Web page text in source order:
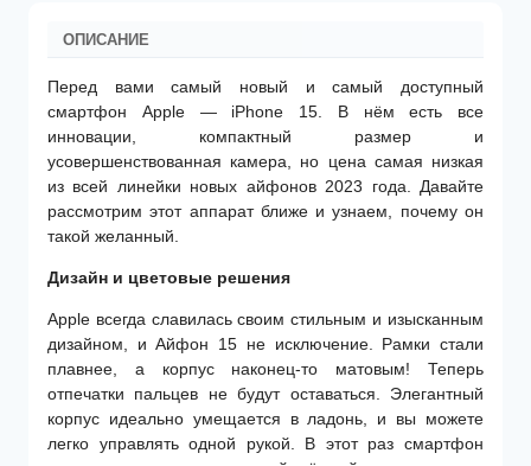
ОПИСАНИЕ
Перед вами самый новый и самый доступный
смартфон Apple — iPhone 15. В нём есть все
инновации, компактный размер и
усовершенствованная камера, но цена самая низкая
из всей линейки новых айфонов 2023 года. Давайте
рассмотрим этот аппарат ближе и узнаем, почему он
такой желанный.
Дизайн и цветовые решения
Apple всегда славилась своим стильным и изысканным
дизайном, и Айфон 15 не исключение. Рамки стали
плавнее, а корпус наконец-то матовым! Теперь
отпечатки пальцев не будут оставаться. Элегантный
корпус идеально умещается в ладонь, и вы можете
легко управлять одной рукой. В этот раз смартфон